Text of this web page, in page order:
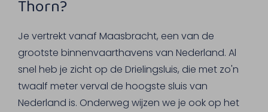
Thorn?
Je vertrekt vanaf Maasbracht, een van de
grootste binnenvaarthavens van Nederland. Al
snel heb je zicht op de Drielingsluis, die met zo'n
twaalf meter verval de hoogste sluis van
Nederland is. Onderweg wijzen we je ook op het